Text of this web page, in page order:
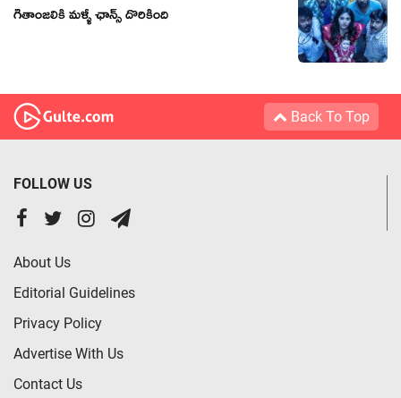
గీతాంజలికి మళ్ళీ ఛాన్స్ దొరికింది
Back To Top
FOLLOW US
About Us
Editorial Guidelines
Privacy Policy
Advertise With Us
Contact Us